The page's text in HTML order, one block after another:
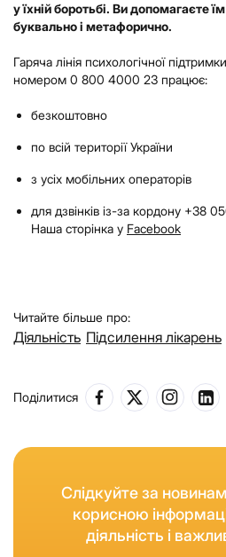
у їхній боротьбі. Ви допомагаєте
буквально і метафорично.
Гаряча лінія психологічної
номером 0 800 4000 23 працює:
безкоштовно
по всій території України
з усіх мобільних операторів
для дзвінків із-за кордону +38
Наша сторінка у Facebook
Читайте більше про:
Діяльність Підсилення лікарень
Поділитися
Слідкуйте за
корисною
діяльність і